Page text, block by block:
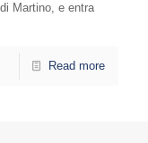
Martino, e entra
Read more